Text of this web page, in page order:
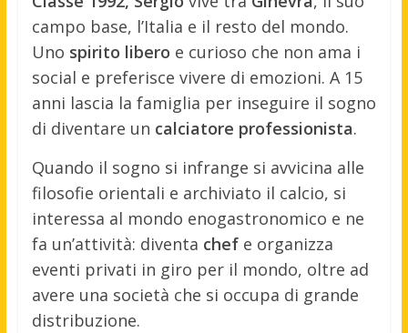
campo base, l’Italia e il resto del mondo.
Uno spirito libero e curioso che non ama i
social e preferisce vivere di emozioni. A 15
anni lascia la famiglia per inseguire il sogno
di diventare un calciatore professionista.
Quando il sogno si infrange si avvicina alle
filosofie orientali e archiviato il calcio, si
interessa al mondo enogastronomico e ne
fa un’attività: diventa chefe organizza
eventi privati in giro per il mondo, oltre ad
avere una società che si occupa di grande
distribuzione.